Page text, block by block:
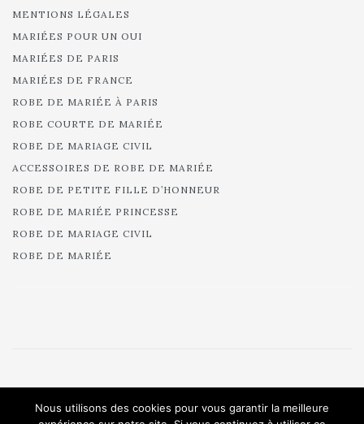
MENTIONS LÉGALES
MARIÉES POUR UN OUI
MARIÉES DE PARIS
MARIÉES DE FRANCE
ROBE DE MARIÉE À PARIS
ROBE COURTE DE MARIÉE
ROBE DE MARIAGE CIVIL
ACCESSOIRES DE ROBE DE MARIÉE
ROBE DE PETITE FILLE D’HONNEUR
ROBE DE MARIÉE PRINCESSE
ROBE DE MARIAGE CIVIL
ROBE DE MARIÉE
All rights reserved.
Nous utilisons des cookies pour vous garantir la meilleure